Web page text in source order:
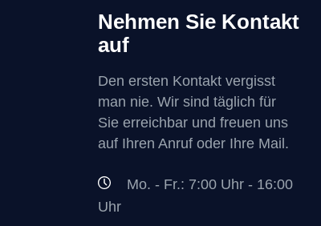
Nehmen Sie Kontakt
auf
Den ersten Kontakt vergisst
man nie. Wir sind täglich für
Sie erreichbar und freuen uns
auf Ihren Anruf oder Ihre Mail.
Mo. - Fr.: 7:00 Uhr - 16:00
Uhr